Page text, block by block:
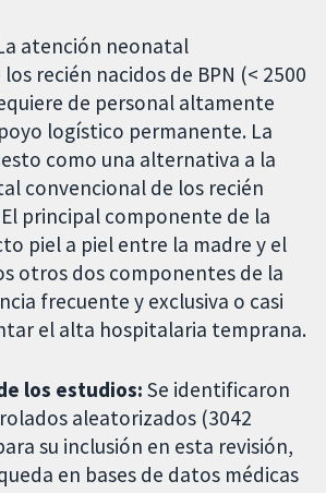
atención neonatal
recién nacidos de BPN (< 2500
de personal altamente
logístico permanente. La
como una alternativa a la
convencional de los recién
El principal componente de la
piel a piel entre la madre y el
otros dos componentes de la
frecuente y exclusiva o casi
el alta hospitalaria temprana.
los estudios: Se identificaron
aleatorizados (3042
su inclusión en esta revisión,
en bases de datos médicas